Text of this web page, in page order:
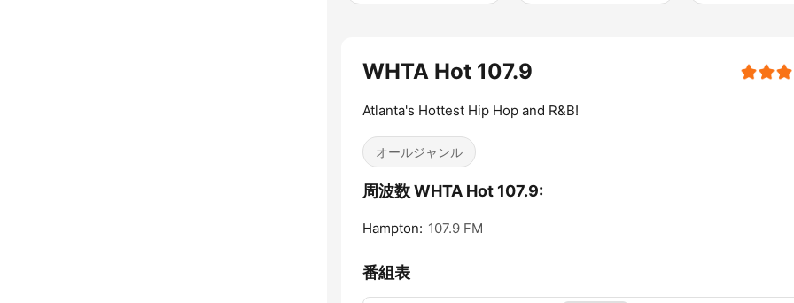
WHTA Hot 107.9
Atlanta's Hottest Hip Hop and R&B!
オールジャンル
周波数 WHTA Hot 107.9:
Hampton: 107.9 FM
番組表